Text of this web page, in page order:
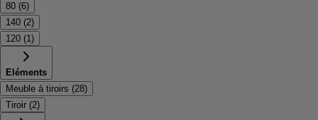
80 (6)
140 (2)
120 (1)
Eléments
Meuble à tiroirs (28)
Tiroir (2)